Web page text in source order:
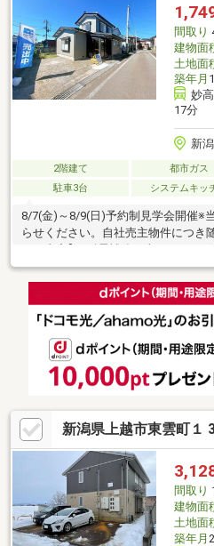
間取り
建物面
土地面
築年月
妙
17分
新
2階建て 都市ガス
駐車3台
システムキッ
8/7(金)～8/9(日)予約制見学会開催※
らせください。自社売主物件につき
交換、雨漏り点検、設備点検●シス
バス交換、トイレ交換、洗面化粧
換、床材上張り、シューズボックス
交換、インターホン設置、火災警
条件により住宅ローン減税や不動産
す・雨漏り、構造上主要な部分の
新潟県上越市東雲町１
間取り
建物面
土地面
築年月